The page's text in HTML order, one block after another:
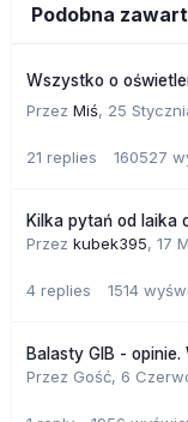
Podobna
Wszystko o
Przez Miś, 25
21 replies 160527
Kilka pytań od laika
Przez kubek395, 17
4 replies 1514
Balasty GIB -
Przez Gość, 6